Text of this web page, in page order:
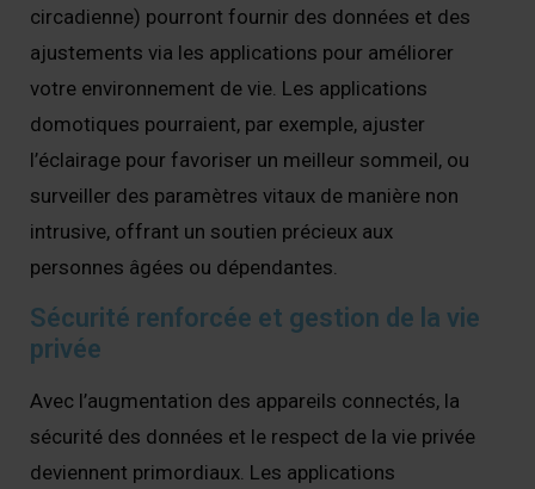
circadienne) pourront fournir des données et des
ajustements via les applications pour améliorer
votre environnement de vie. Les applications
domotiques pourraient, par exemple, ajuster
l’éclairage pour favoriser un meilleur sommeil, ou
surveiller des paramètres vitaux de manière non
intrusive, offrant un soutien précieux aux
personnes âgées ou dépendantes.
Sécurité renforcée et gestion de la vie
privée
Avec l’augmentation des appareils connectés, la
sécurité des données et le respect de la vie privée
deviennent primordiaux. Les applications